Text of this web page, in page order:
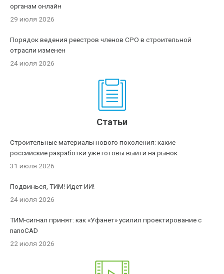
органам онлайн
29 июля 2026
Порядок ведения реестров членов СРО в строительной
отрасли изменен
24 июля 2026
Статьи
Строительные материалы нового поколения: какие
российские разработки уже готовы выйти на рынок
31 июля 2026
Подвинься, ТИМ! Идет ИИ!
24 июля 2026
ТИМ-сигнал принят: как «Уфанет» усилил проектирование с
nanoCAD
22 июля 2026